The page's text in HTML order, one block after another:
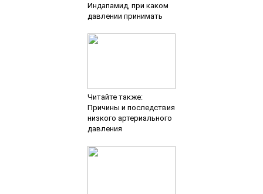
Индапамид, при каком
давлении принимать
Читайте также:
Причины и последствия
низкого артериального
давления